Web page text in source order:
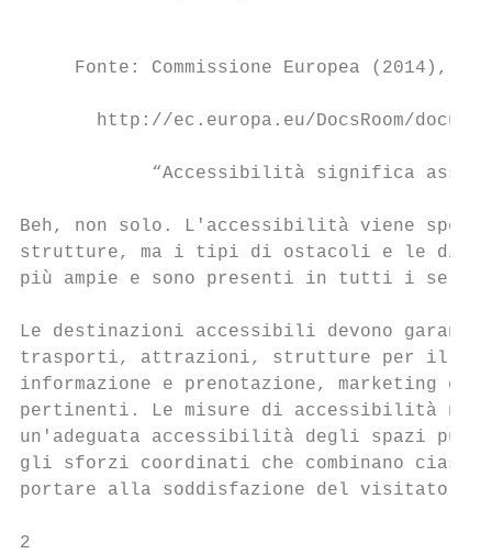
Fonte: Commissione Europea (2014),
http://ec.europa.eu/DocsRoom/
“Accessibilità significa
Beh, non solo. L'accessibilità viene
strutture, ma i tipi di ostacoli e le
più ampie e sono presenti in tutti i
Le destinazioni accessibili devono
trasporti, attrazioni, strutture per il
informazione e prenotazione, marketing
pertinenti. Le misure di accessibilità nel
un'adeguata accessibilità degli spazi
gli sforzi coordinati che combinano
portare alla soddisfazione del visitatore.
2